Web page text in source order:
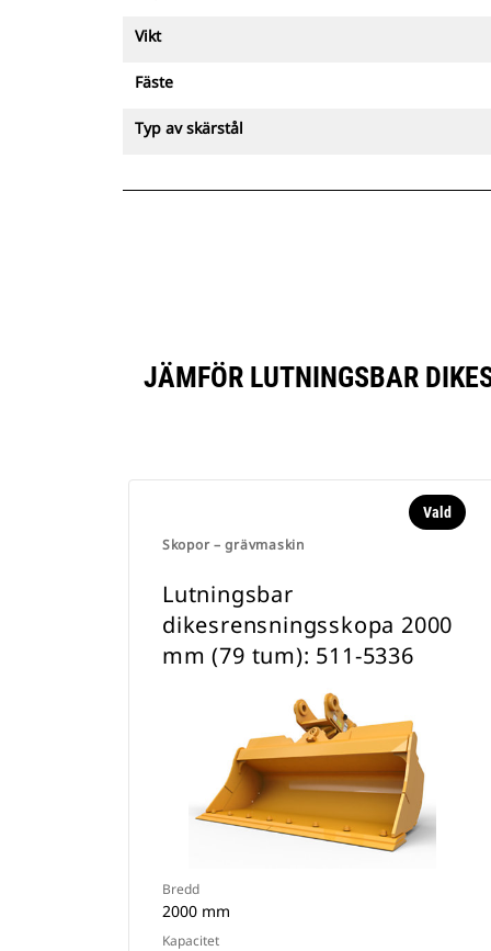
Vikt
Fäste
Typ av skärstål
JÄMFÖR LUTNINGSBAR
Skopor – grävmaskin
Vald
Lutningsbar
dikesrensningsskopa 2000
mm (79 tum): 511-5336
Bredd
2000 mm
Kapacitet